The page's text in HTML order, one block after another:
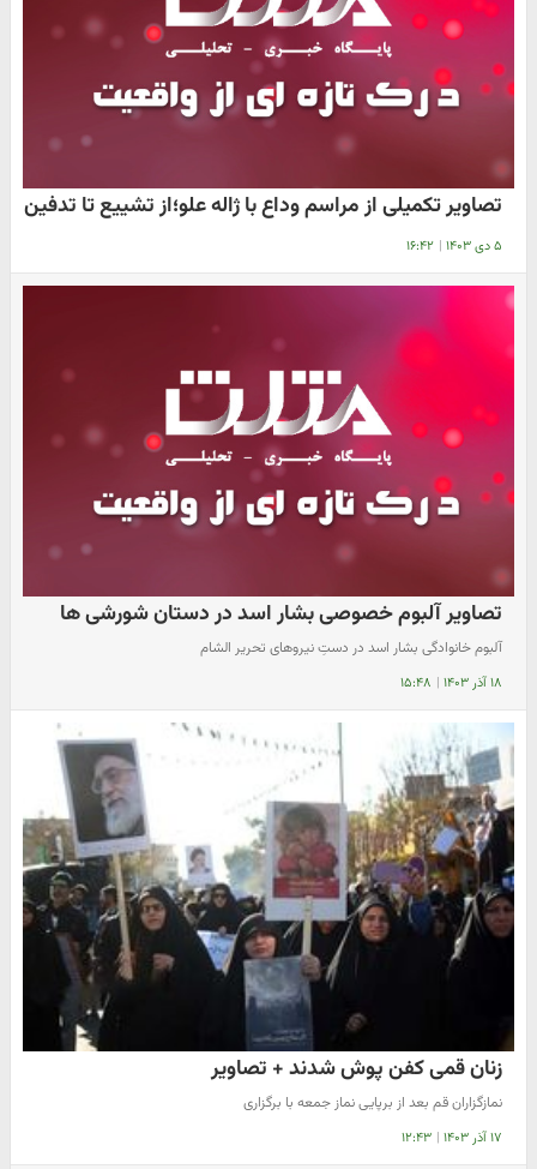
تصاویر تکمیلی از مراسم وداع با ژاله علو؛از تشییع تا تدفین
۵ دی ۱۴۰۳ | ۱۶:۴۲
تصاویر آلبوم خصوصی بشار اسد در دستان شورشی ها
آلبوم خانوادگی بشار اسد در دستِ نیروهای تحریر الشام
۱۸ آذر ۱۴۰۳ | ۱۵:۴۸
زنان قمی کفن پوش شدند + تصاویر
نمازگزاران قم بعد از برپایی نماز جمعه با برگزاری
۱۷ آذر ۱۴۰۳ | ۱۲:۴۳